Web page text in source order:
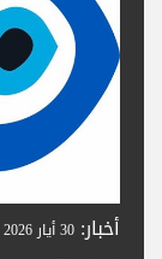
أخبار: 30 أيار 2026